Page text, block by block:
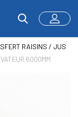
RAISINS / JUS
6000MM